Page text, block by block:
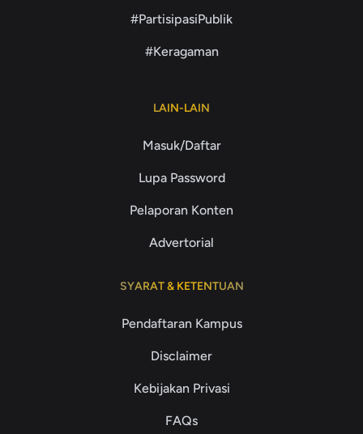
#PartisipasiPublik
#Keragaman
LAIN-LAIN
Masuk/Daftar
Lupa Password
Pelaporan Konten
Advertorial
SYARAT & KETENTUAN
Pendaftaran Kampus
Disclaimer
Kebijakan Privasi
FAQs